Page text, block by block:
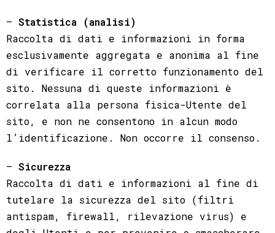
– Statistica (analisi)
Raccolta di dati e informazioni in forma
esclusivamente aggregata e anonima al fine
di verificare il corretto funzionamento del
sito. Nessuna di queste informazioni è
correlata alla persona fisica-Utente del
sito, e non ne consentono in alcun modo
l’identificazione. Non occorre il consenso.
– Sicurezza
Raccolta di dati e informazioni al fine di
tutelare la sicurezza del sito (filtri
antispam, firewall, rilevazione virus) e